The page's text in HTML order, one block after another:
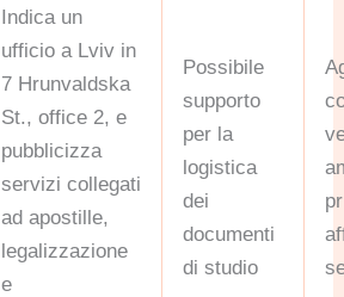
Indica un
ufficio a Lviv in
7 Hrunvaldska
St., office 2, e
pubblicizza
servizi collegati
ad apostille,
legalizzazione
e
Possibile
supporto
per la
logistica
dei
documenti
di studio